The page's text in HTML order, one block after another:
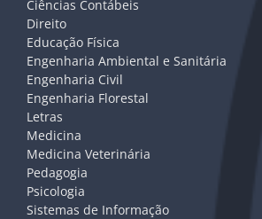
Ciências Contábeis
Direito
Educação Física
Engenharia Ambiental e Sanitária
Engenharia Civil
Engenharia Florestal
Letras
Medicina
Medicina Veterinária
Pedagogia
Psicologia
Sistemas de Informação